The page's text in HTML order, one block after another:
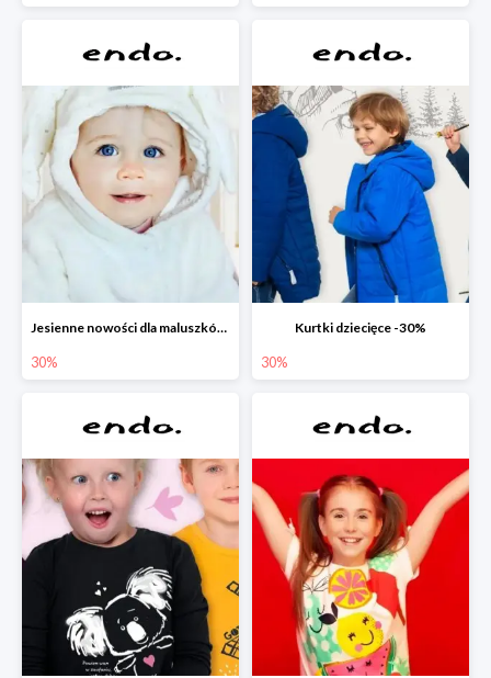
Jesienne nowości dla maluszków -30%
30%
Kurtki dziecięce -30%
30%